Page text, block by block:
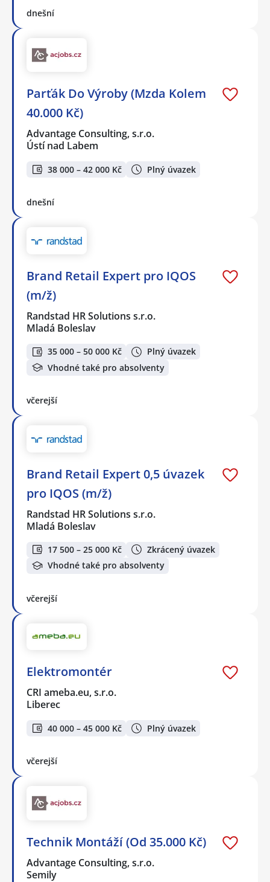
dnešní
Parťák Do Výroby (Mzda Kolem
40.000 Kč)
Advantage Consulting, s.r.o.
Ústí nad Labem
38 000 – 42 000 Kč Plný úvazek
dnešní
Brand Retail Expert pro IQOS
(m/ž)
Randstad HR Solutions s.r.o.
Mladá Boleslav
35 000 – 50 000 Kč
Plný úvazek
Vhodné také pro absolventy
včerejší
Brand Retail Expert 0,5 úvazek
pro IQOS (m/ž)
Randstad HR Solutions s.r.o.
Mladá Boleslav
17 500 – 25 000 Kč
Zkrácený úvazek
Vhodné také pro absolventy
včerejší
Elektromontér
CRI ameba.eu, s.r.o.
Liberec
40 000 – 45 000 Kč Plný úvazek
včerejší
Technik Montáží (Od 35.000 Kč)
Advantage Consulting, s.r.o.
Semily